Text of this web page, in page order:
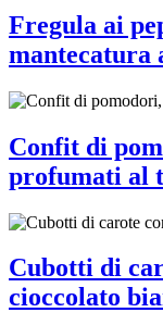
Fregula ai
mantecatura
Confit di
profumati al
Cubotti di
cioccolato